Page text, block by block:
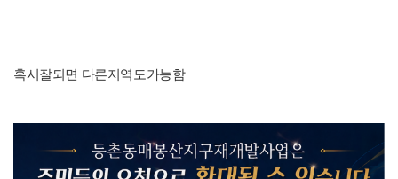
혹시잘되면 다른지역도가능함